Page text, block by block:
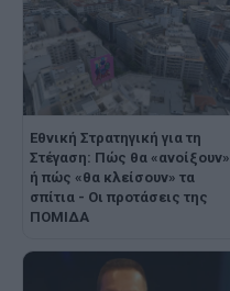
Εθνική Στρατηγική για τη
Στέγαση: Πώς θα «ανοίξουν»
ή πώς «θα κλείσουν» τα
σπίτια - Οι προτάσεις της
ΠΟΜΙΔΑ